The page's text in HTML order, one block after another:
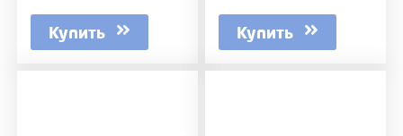
Купить Купить